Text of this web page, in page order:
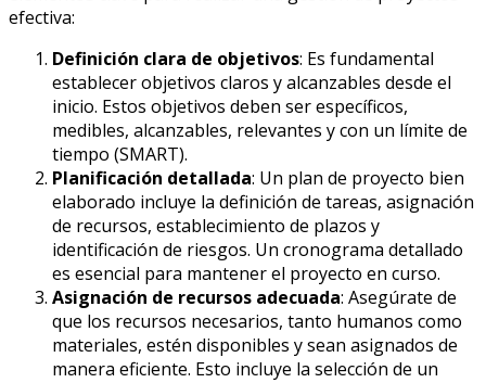
efectiva:
Definición clara de objetivos: Es fundamental
establecer objetivos claros y alcanzables desde el
inicio. Estos objetivos deben ser específicos,
medibles, alcanzables, relevantes y con un límite de
tiempo (SMART).
Planificación detallada: Un plan de proyecto bien
elaborado incluye la definición de tareas, asignación
de recursos, establecimiento de plazos y
identificación de riesgos. Un cronograma detallado
es esencial para mantener el proyecto en curso.
Asignación de recursos adecuada: Asegúrate de
que los recursos necesarios, tanto humanos como
materiales, estén disponibles y sean asignados de
manera eficiente. Esto incluye la selección de un